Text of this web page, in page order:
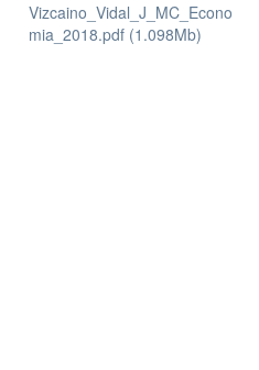
Vizcaino_Vidal_J_MC_Econo
mia_2018.pdf (1.098Mb)